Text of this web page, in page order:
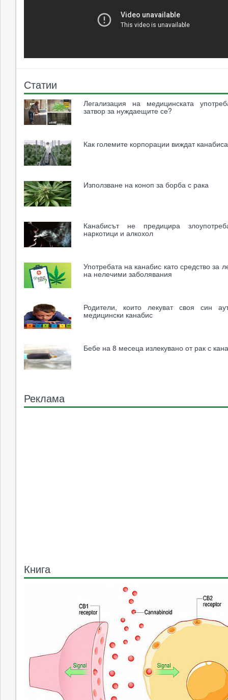
Статии
Легализация на медицинската
затвор за нуждаещите се?
Как големите корпорации виждат
Използване на коноп за борба с рака
Канабисът не предицира
наркотици и алкохол
Употребата на канабис като средство за
на нелечими заболявания
Родители, които лекуват своя син
медицински канабис
Бебе на 8 месеца излекувано от рак с
Реклама
Книга